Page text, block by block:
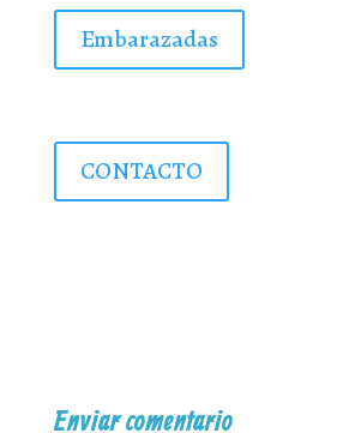
Embarazadas
CONTACTO
Enviar comentario